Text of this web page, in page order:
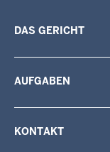
DAS GERICHT
AUFGABEN
KONTAKT